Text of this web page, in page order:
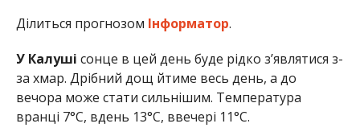
Ділиться прогнозом Інформатор.
У Калуші сонце в цей день буде рідко з’являтися з-
за хмар. Дрібний дощ йтиме весь день, а до
вечора може стати сильнішим. Температура
вранці 7°C, вдень 13°C, ввечері 11°C.